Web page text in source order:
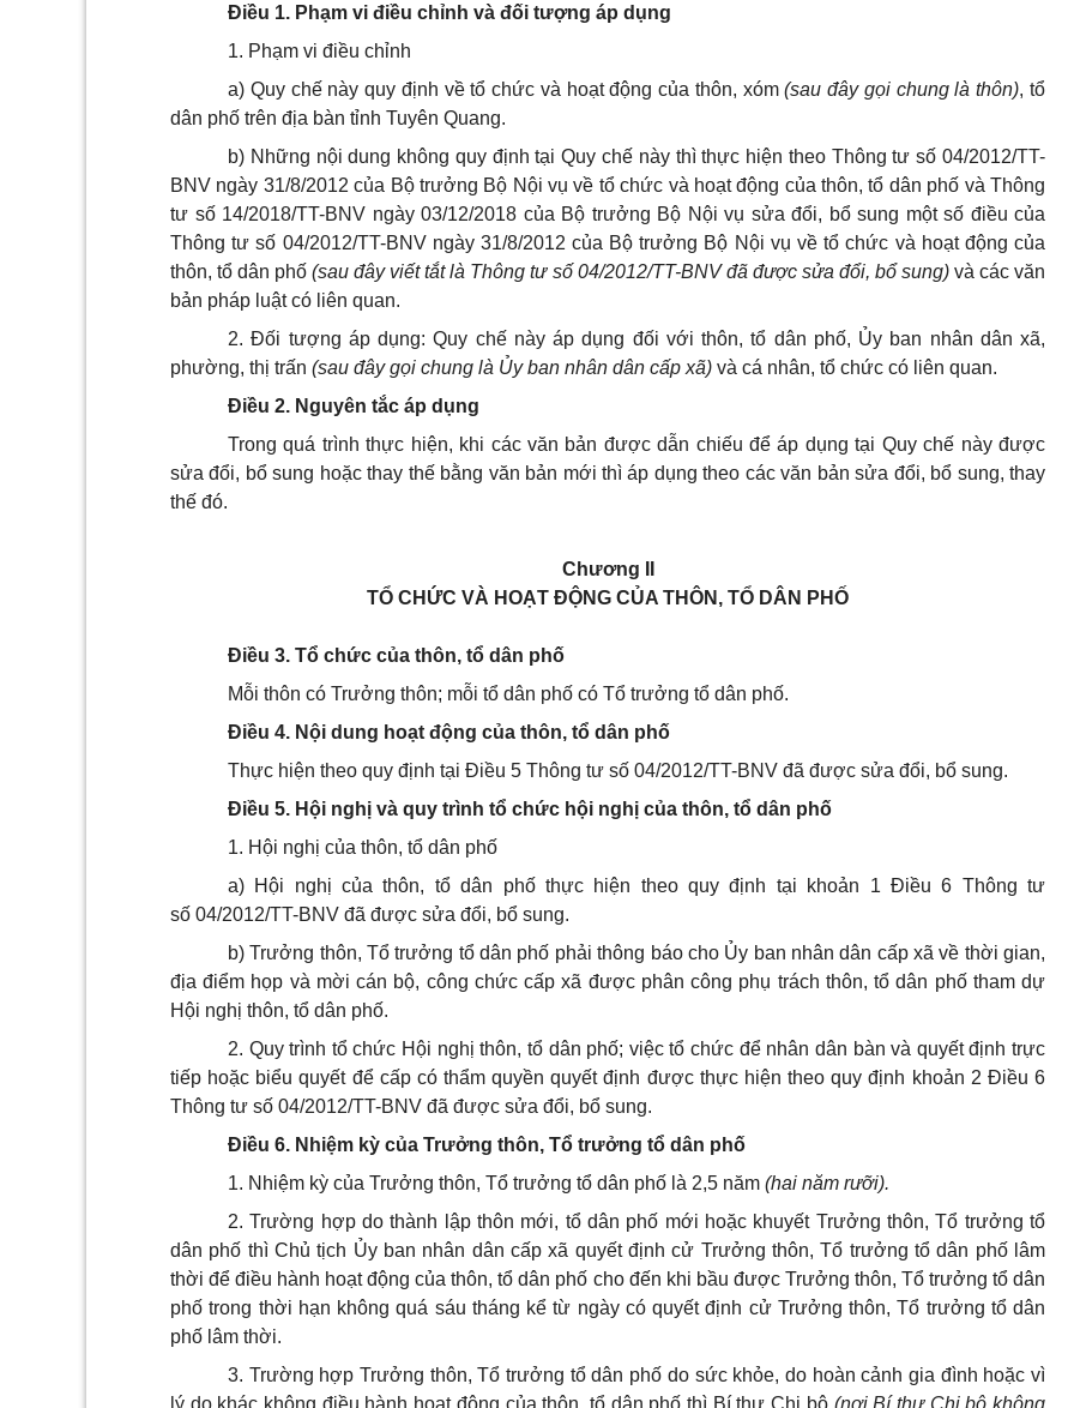
Điều 1. Phạm vi điều chỉnh và đối tượng áp dụng
1. Phạm vi điều chỉnh
a) Quy chế này quy định về tổ chức và hoạt động của thôn, xóm(sau đây gọi chung là thôn), tổ
dân phố trên địa bàn tỉnh Tuyên Quang.
b) Những nội dung không quy định tại Quy chế này thì thực hiện theo Thông tư số 04/2012/TT-
BNV ngày 31/8/2012 của Bộ trưởng Bộ Nội vụ về tổ chức và hoạt động của thôn, tổ dân phố và Thông
tư số 14/2018/TT-BNV ngày 03/12/2018 của Bộ trưởng Bộ Nội vụ sửa đổi, bổ sung một số điều của
Thông tư số 04/2012/TT-BNV ngày 31/8/2012 của Bộ trưởng Bộ Nội vụ về tổ chức và hoạt động của
thôn, tổ dân phố(sau đây viết tắt là Thông tư số 04/2012/TT-BNV đã được sửa đổi, bổ sung)và các văn
bản pháp luật có liên quan.
2. Đối tượng áp dụng: Quy chế này áp dụng đối với thôn, tổ dân phố, Ủy ban nhân dân xã,
phường, thị trấn (sau đây gọi chung là Ủy ban nhân dân cấp xã) và cá nhân, tổ chức có liên quan.
Điều 2. Nguyên tắc áp dụng
Trong quá trình thực hiện, khi các văn bản được dẫn chiếu để áp dụng tại Quy chế này được
sửa đổi, bổ sung hoặc thay thế bằng văn bản mới thì áp dụng theo các văn bản sửa đổi, bổ sung, thay
thế đó.
Chương II
TỔ CHỨC VÀ HOẠT ĐỘNG CỦA THÔN, TỔ DÂN PHỐ
Điều 3. Tổ chức của thôn, tổ dân phố
Mỗi thôn có Trưởng thôn; mỗi tổ dân phố có Tổ trưởng tổ dân phố.
Điều 4. Nội dung hoạt động của thôn, tổ dân phố
Thực hiện theo quy định tại Điều 5 Thông tư số 04/2012/TT-BNV đã được sửa đổi, bổ sung.
Điều 5. Hội nghị và quy trình tổ chức hội nghị của thôn, tổ dân phố
1. Hội nghị của thôn, tổ dân phố
a) Hội nghị của thôn, tổ dân phố thực hiện theo quy định tại khoản 1 Điều 6 Thông tư
số 04/2012/TT-BNV đã được sửa đổi, bổ sung.
b) Trưởng thôn, Tổ trưởng tổ dân phố phải thông báo cho Ủy ban nhân dân cấp xã về thời gian,
địa điểm họp và mời cán bộ, công chức cấp xã được phân công phụ trách thôn, tổ dân phố tham dự
Hội nghị thôn, tổ dân phố.
2. Quy trình tổ chức Hội nghị thôn, tổ dân phố; việc tổ chức để nhân dân bàn và quyết định trực
tiếp hoặc biểu quyết để cấp có thẩm quyền quyết định được thực hiện theo quy định khoản 2 Điều 6
Thông tư số 04/2012/TT-BNV đã được sửa đổi, bổ sung.
Điều 6. Nhiệm kỳ của Trưởng thôn, Tổ trưởng tổ dân phố
1. Nhiệm kỳ của Trưởng thôn, Tổ trưởng tổ dân phố là 2,5 năm (hai năm rưỡi).
2. Trường hợp do thành lập thôn mới, tổ dân phố mới hoặc khuyết Trưởng thôn, Tổ trưởng tổ
dân phố thì Chủ tịch Ủy ban nhân dân cấp xã quyết định cử Trưởng thôn, Tổ trưởng tổ dân phố lâm
thời để điều hành hoạt động của thôn, tổ dân phố cho đến khi bầu được Trưởng thôn, Tổ trưởng tổ dân
phố trong thời hạn không quá sáu tháng kể từ ngày có quyết định cử Trưởng thôn, Tổ trưởng tổ dân
phố lâm thời.
3. Trường hợpTrưởng thôn, Tổ trưởng tổ dân phố do sức khỏe, do hoàn cảnh gia đình hoặc vì
lý do khác không điều hành hoạt động của thôn, tổ dân phố thì Bí thư Chi bộ (nơi Bí thư Chi bộ không